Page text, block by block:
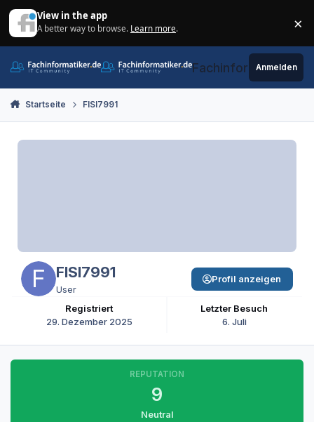
View in the app
A better way to browse. Learn more. ×
Fachinformatiker.de
Anmelden
Startseite FISI7991
FISI7991
User
Registriert
29. Dezember 2025
Letzter Besuch
6. Juli
Profil anzeigen
REPUTATION
9
Neutral